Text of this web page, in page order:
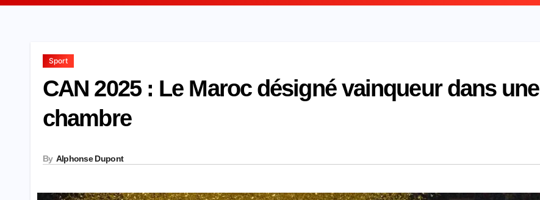
Sport
CAN 2025 : Le Maroc désigné vainqueur dans une
chambre
By Alphonse Dupont